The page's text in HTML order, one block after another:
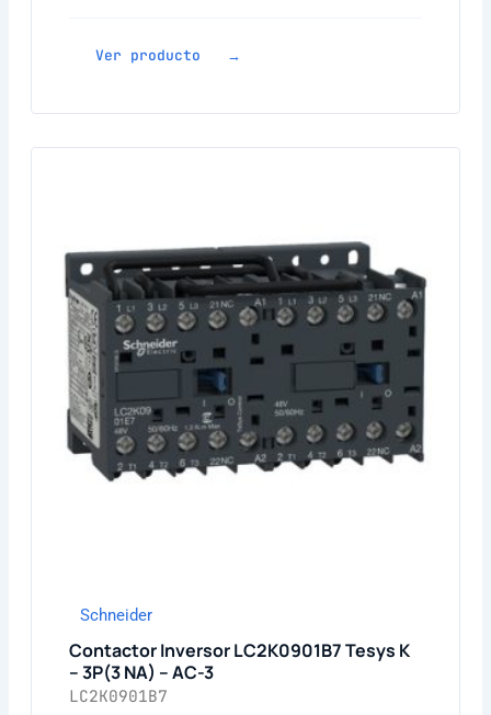
Ver producto →
Schneider
Contactor Inversor LC2K0901B7 Tesys K
– 3P(3 NA) – AC-3
LC2K0901B7